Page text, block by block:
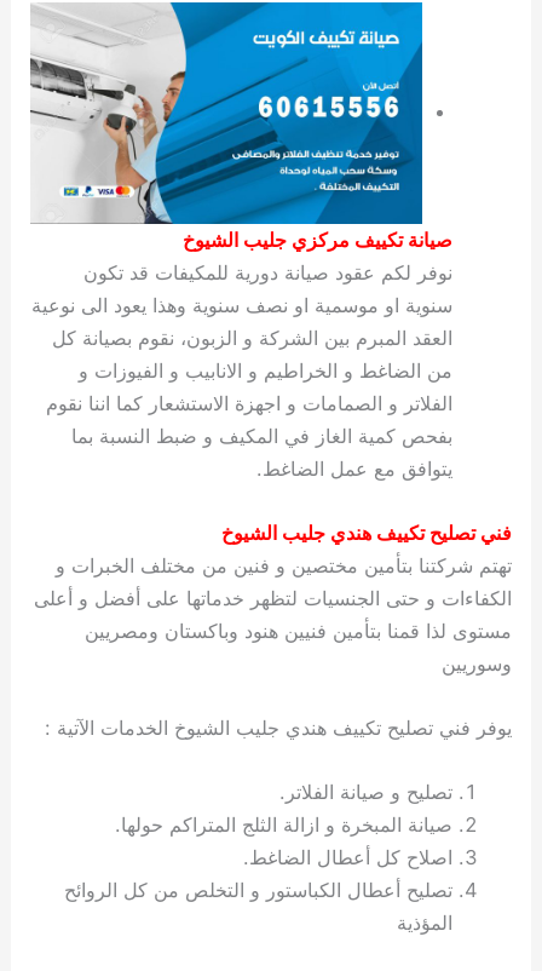
صيانة تكييف مركزي جليب الشيوخ
نوفر لكم عقود صيانة دورية للمكيفات قد تكون
سنوية او موسمية او نصف سنوية وهذا يعود الى نوعية
العقد المبرم بين الشركة و الزبون، نقوم بصيانة كل
من الضاغط و الخراطيم و الانابيب و الفيوزات و
الفلاتر و الصمامات و اجهزة الاستشعار كما اننا نقوم
بفحص كمية الغاز في المكيف و ضبط النسبة بما
يتوافق مع عمل الضاغط.
فني تصليح تكييف هندي جليب الشيوخ
تهتم شركتنا بتأمين مختصين و فنين من مختلف الخبرات و
الكفاءات و حتى الجنسيات لتظهر خدماتها على أفضل و أعلى
مستوى لذا قمنا بتأمين فنيين هنود وباكستان ومصريين
وسوريين
يوفر فني تصليح تكييف هندي جليب الشيوخ الخدمات الآتية :
تصليح و صيانة الفلاتر.
صيانة المبخرة و ازالة الثلج المتراكم حولها.
اصلاح كل أعطال الضاغط.
تصليح أعطال الكباستور و التخلص من كل الروائح
المؤذية